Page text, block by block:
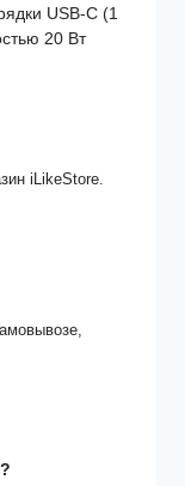
USB‑C (1
20 Вт
iLikeStore.